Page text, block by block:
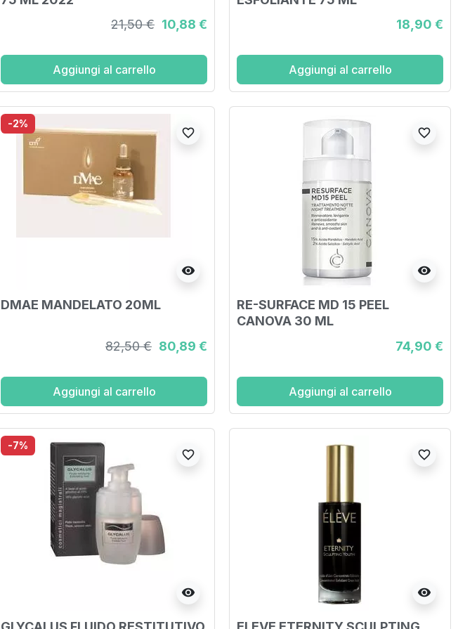
21,50 € 10,88 €
Aggiungi al carrello
18,90 €
Aggiungi al carrello
-2%
visibility
favorite_border
DMAE MANDELATO 20ML
82,50 € 80,89 €
Aggiungi al carrello
visibility
favorite_border
RE-SURFACE MD 15 PEEL
CANOVA 30 ML
74,90 €
Aggiungi al carrello
-7%
visibility
favorite_border
visibility
favorite_border